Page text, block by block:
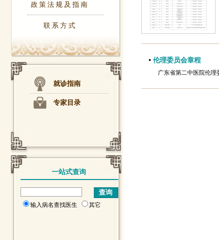
政策法规及指南
联系方式
就诊指南
专家目录
一站式查询
输入病名查找医生 其它
• 伦理委员会章程
广东省第二中医院伦